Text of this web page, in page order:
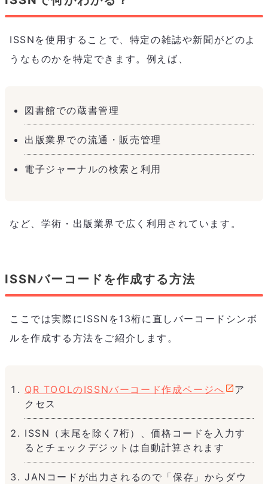
ISSNを使用することで、特定の雑誌や新聞がどのよ
うなものかを特定できます。例えば、
図書館での蔵書管理
出版業界での流通・販売管理
電子ジャーナルの検索と利用
など、学術・出版業界で広く利用されています。
ISSNバーコードを作成する方法
ここでは実際にISSNを13桁に直しバーコードシンボ
ルを作成する方法をご紹介します。
QR TOOLのISSNバーコード作成ページへ
ア
クセス
ISSN（末尾を除く7桁）、価格コードを入力す
るとチェックデジットは自動計算されます
JANコードが出力されるので「保存」からダウ